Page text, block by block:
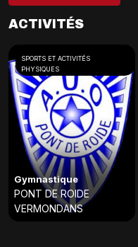
ACTIVITÉS
SPORTS ET ACTIVITÉS
PHYSIQUES
Gymnastique
PONT DE ROIDE
VERMONDANS